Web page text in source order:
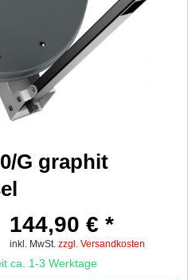
G graphit
144,90 € *
inkl. MwSt. zzgl. Versandkosten
ca. 1-3 Werktage